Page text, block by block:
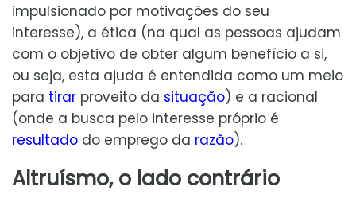
impulsionado por motivações do seu
interesse), a ética (na qual as pessoas ajudam
com o objetivo de obter algum benefício a si,
ou seja, esta ajuda é entendida como um meio
para tirar proveito da situação) e a racional
(onde a busca pelo interesse próprio é
resultado do emprego da razão).
Altruísmo, o lado contrário